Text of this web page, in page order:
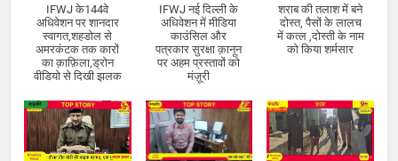
IFWJ के144वे
अधिवेशन पर शानदार
स्वागत,शहडोल से
अमरकंटक तक कारों
का क़ाफ़िला,ड्रोन
वीडियो से दिखी झलक
IFWJ नई दिल्ली के
अधिवेशन में मीडिया
काउंसिल और
पत्रकार सुरक्षा क़ानून
पर अहम प्रस्तावों को
मंज़ूरी
शराब की तलाश में बने
दोस्त, पैसों के लालच
में कत्ल ,दोस्ती के नाम
को किया शर्मसार